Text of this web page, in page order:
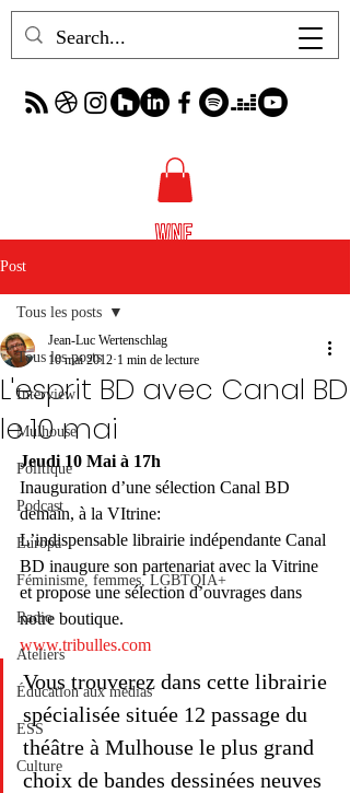
Post
Tous les posts
Interview
Mulhouse
Politique
Podcast
Europa
Féminisme, femmes, LGBTQIA+
Radio
Ateliers
Éducation aux médias
ESS
Culture
Tous les posts
L'esprit BD avec Canal BD
le 10 mai
Jean-Luc Wertenschlag
10 mai 2012 1 min de lecture
Jeudi 10 Mai à 17h
Inauguration d’une sélection Canal BD
demain, à la VItrine:
L’indispensable librairie indépendante Canal
BD inaugure son partenariat avec la Vitrine
et propose une sélection d’ouvrages dans
notre boutique.
www.tribulles.com
Vous trouverez dans cette librairie
spécialisée située 12 passage du
théâtre à Mulhouse le plus grand
choix de bandes dessinées neuves